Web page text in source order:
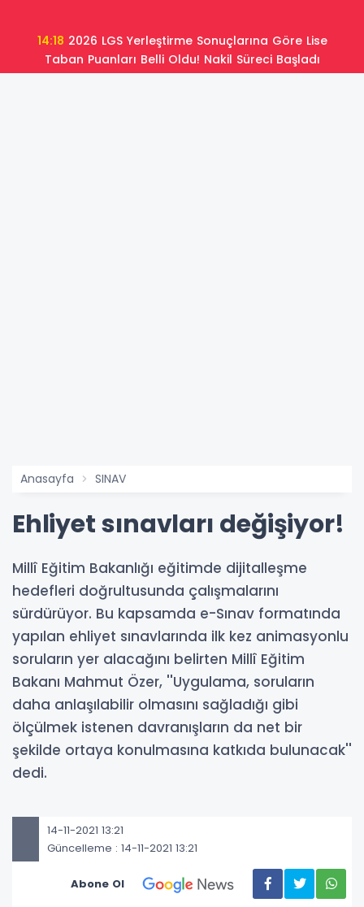
14:18
Taban Puanları Belli Oldu! Nakil Süreci Başladı
Anasayfa SINAV
Ehliyet sınavları değişiyor!
Millî Eğitim Bakanlığı eğitimde dijitalleşme
hedefleri doğrultusunda çalışmalarını
sürdürüyor. Bu kapsamda e-Sınav formatında
yapılan ehliyet sınavlarında ilk kez animasyonlu
soruların yer alacağını belirten Millî Eğitim
Bakanı Mahmut Özer, ''Uygulama, soruların
daha anlaşılabilir olmasını sağladığı gibi
ölçülmek istenen davranışların da net bir
şekilde ortaya konulmasına katkıda bulunacak''
dedi.
14-11-2021 13:21
Güncelleme : 14-11-2021 13:21
Abone Ol